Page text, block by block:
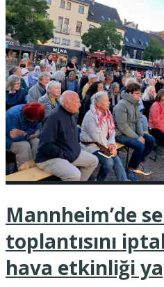
Mannheim’de
toplantısını
hava etkinliği